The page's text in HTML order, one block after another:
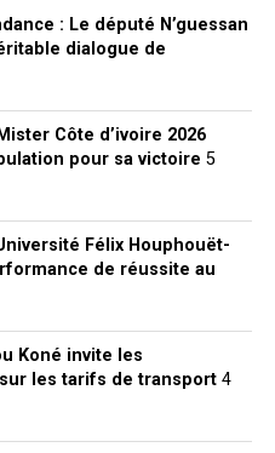
: Le député N’guessan
dialogue de
Côte d’ivoire 2026
pour sa victoire 5
Félix Houphouët-
de réussite au
Koné invite les
les tarifs de transport 4